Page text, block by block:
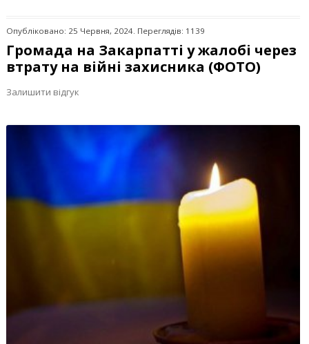
Опубліковано: 25 Червня, 2024. Переглядів: 1139
Громада на Закарпатті у жалобі через
втрату на війні захисника (ФОТО)
Залишити відгук